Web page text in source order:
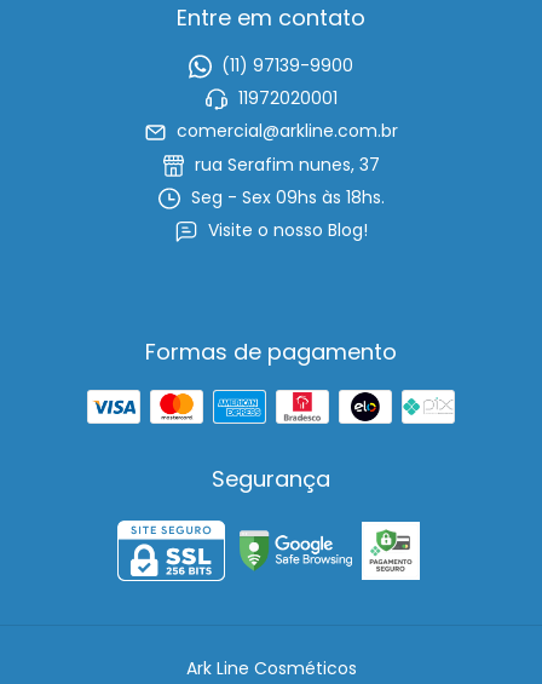
Entre em contato
(11) 97139-9900
11972020001
comercial@arkline.com.br
rua Serafim nunes, 37
Seg - Sex 09hs às 18hs.
Visite o nosso Blog!
Formas de pagamento
Segurança
Ark Line Cosméticos